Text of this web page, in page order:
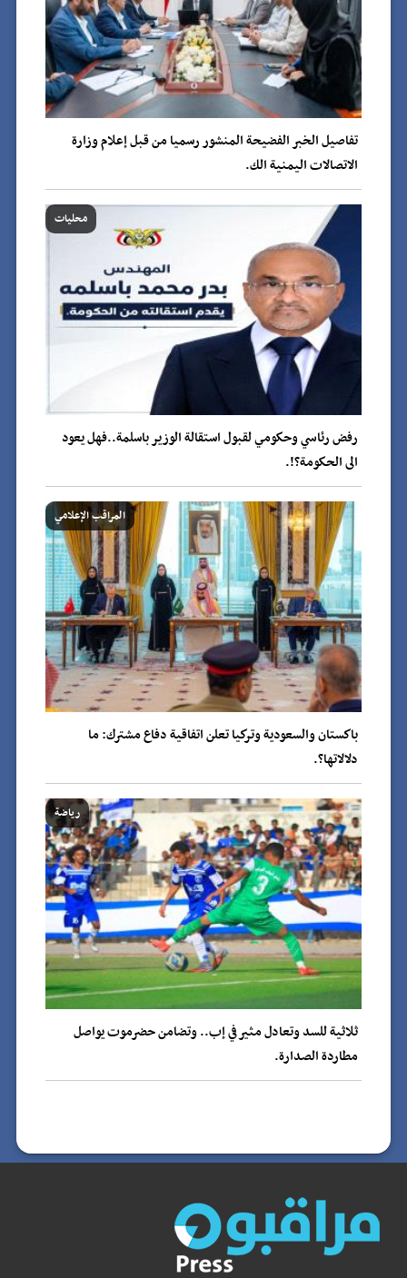
تفاصيل الخبر الفضيحة المنشور رسميا من قبل إعلام وزارة
الاتصالات اليمنية الك.
محليات
رفض رئاسي وحكومي لقبول استقالة الوزير باسلمة..فهل يعود
الى الحكومة؟!.
المراقب الإعلامي
باكستان والسعودية وتركيا تعلن اتفاقية دفاع مشترك: ما
دلالاتها؟.
رياضة
ثلاثية للسد وتعادل مثير في إب.. وتضامن حضرموت يواصل
مطاردة الصدارة.